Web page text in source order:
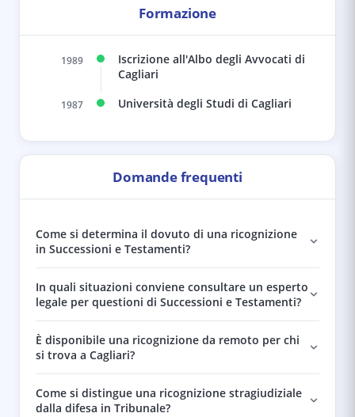
Formazione
1989
Iscrizione all'Albo degli Avvocati di
Cagliari
1987 Università degli Studi di Cagliari
Domande frequenti
Come si determina il dovuto di una ricognizione
in Successioni e Testamenti?
In quali situazioni conviene consultare un esperto
legale per questioni di Successioni e Testamenti?
È disponibile una ricognizione da remoto per chi
si trova a Cagliari?
Come si distingue una ricognizione stragiudiziale
dalla difesa in Tribunale?